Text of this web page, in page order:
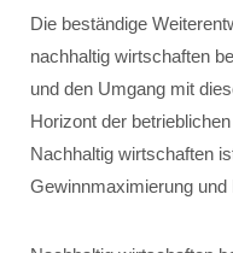
Die beständige
nachhaltig wirtschaften
und den Umgang mit
Horizont der
Nachhaltig wirtschaften
Gewinnmaximierung